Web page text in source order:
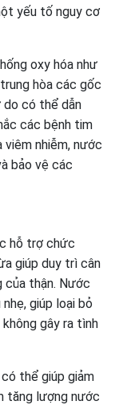
yếu tố nguy cơ
oxy hóa như
hòa các gốc
có thể dẫn
các bệnh tim
viêm nhiễm, nước
bảo vệ các
hỗ trợ chức
giúp duy trì cân
thận. Nước
giúp loại bỏ
gây ra tình
thể giúp giảm
tăng lượng nước